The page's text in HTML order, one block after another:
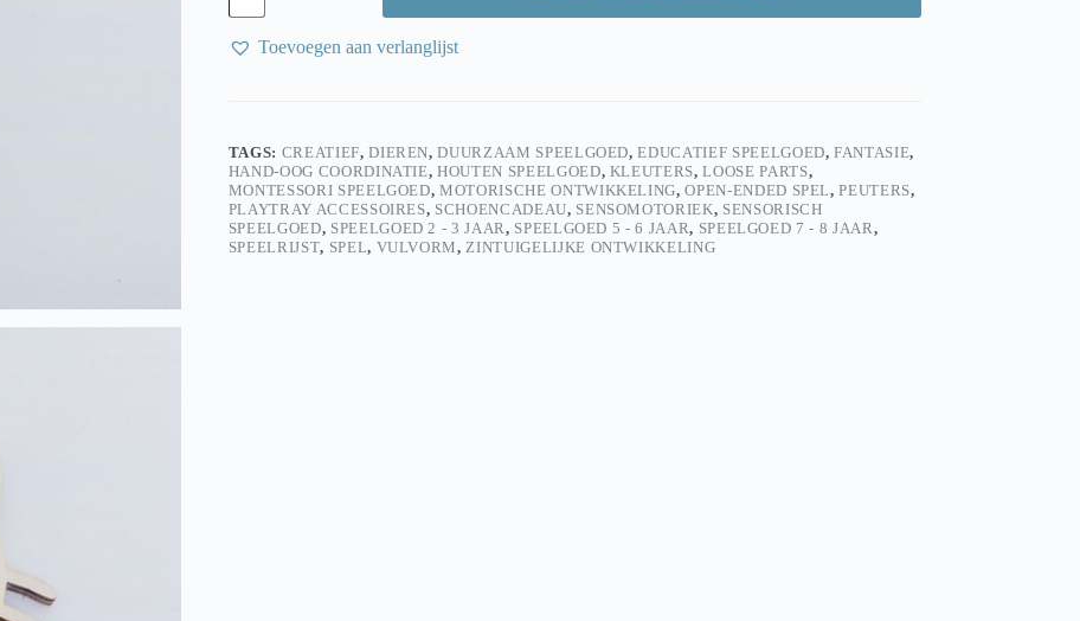
Houten
Vultray
Poes
|
FSC
Hout
aantal
Toevoegen aan verlanglijst
TAGS: CREATIEF,DIEREN,DUURZAAM SPEELGOED,EDUCATIEF SPEELGOED,FANTASIE,
HAND-OOG COORDINATIE,HOUTEN SPEELGOED, KLEUTERS,LOOSE PARTS,
MONTESSORI SPEELGOED,MOTORISCHE ONTWIKKELING,OPEN-ENDED SPEL,PEUTERS,
PLAYTRAY ACCESSOIRES, SCHOENCADEAU, SENSOMOTORIEK, SENSORISCH
SPEELGOED, SPEELGOED 2 - 3 JAAR, SPEELGOED 5 - 6 JAAR, SPEELGOED 7 - 8 JAAR,
SPEELRIJST, SPEL, VULVORM,ZINTUIGELIJKE ONTWIKKELING